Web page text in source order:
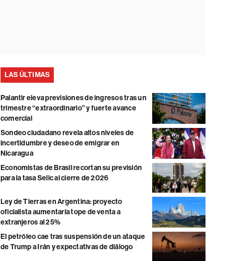
LAS ÚLTIMAS
Palantir eleva previsiones de ingresos tras un
trimestre “extraordinario” y fuerte avance
comercial
Sondeo ciudadano revela altos niveles de
incertidumbre y deseo de emigrar en
Nicaragua
Economistas de Brasil recortan su previsión
para la tasa Selic al cierre de 2026
Ley de Tierras en Argentina: proyecto
oficialista aumentaría tope de venta a
extranjeros al 25%
El petróleo cae tras suspensión de un ataque
de Trump a Irán y expectativas de diálogo